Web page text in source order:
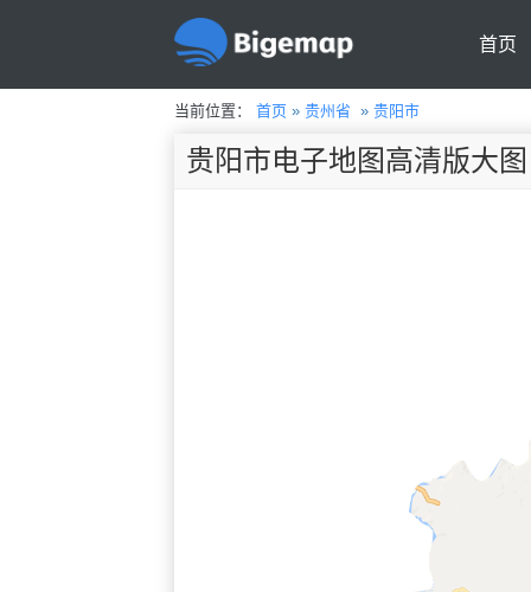
首页
当前位置： 首页» 贵州省 » 贵阳市
贵阳市电子地图高清版大图